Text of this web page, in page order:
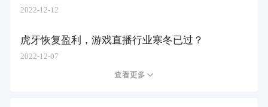
2022-12-12
虎牙恢复盈利，游戏直播行业寒冬已过？
2022-12-07
查看更多